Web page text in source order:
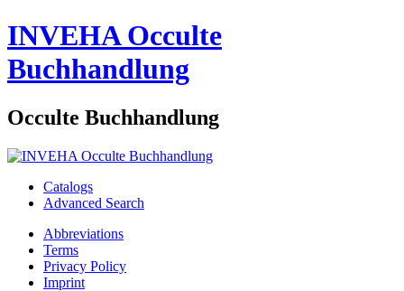
INVEHA Occulte
Buchhandlung
Occulte Buchhandlung
Catalogs
Advanced Search
Abbreviations
Terms
Privacy Policy
Imprint